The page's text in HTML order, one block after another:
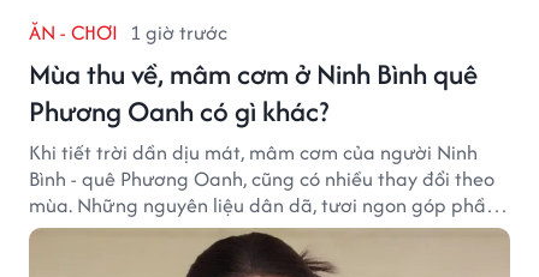
ĂN - CHƠI 1 giờ trước
Mùa thu về, mâm cơm ở Ninh Bình quê
Phương Oanh có gì khác?
Khi tiết trời dần dịu mát, mâm cơm của người Ninh
Bình - quê Phương Oanh, cũng có nhiều thay đổi theo
mùa. Những nguyên liệu dân dã, tươi ngon góp phần
tạo nên hương vị bình dị nhưng đầy cuốn hút của vùng